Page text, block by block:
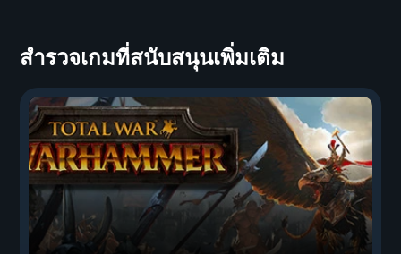
สำรวจเกมที่สนับสนุนเพิ่มเติม